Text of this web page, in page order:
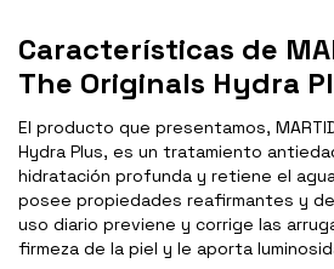
Características de
The Originals Hydra
El producto que presentamos,
Hydra Plus, es un tratamiento
hidratación profunda y retiene el
posee propiedades reafirmantes y
uso diario previene y corrige las
firmeza de la piel y le aporta